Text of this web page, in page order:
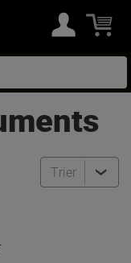
Trier